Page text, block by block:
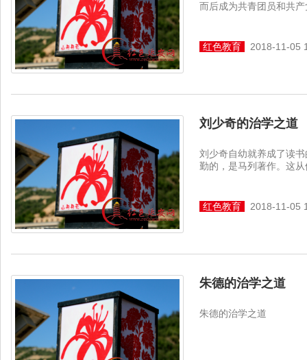
而后成为共青团员和共
红色教育 2018-11-05
刘少奇的治学之道
刘少奇自幼就养成了读
勤的，是马列著作。这
红色教育 2018-11-05
朱德的治学之道
朱德的治学之道